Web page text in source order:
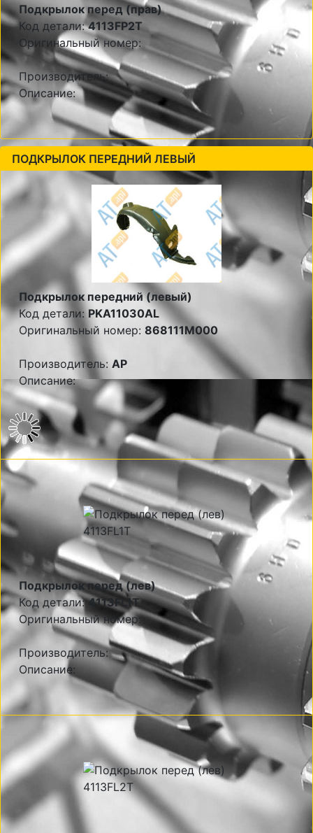
Подкрылок перед (прав)
Код детали:4113FP2T
Оригинальный номер:
Производитель:
Описание:
ПОДКРЫЛОК ПЕРЕДНИЙ ЛЕВЫЙ
Подкрылок передний (левый)
Код детали: PKA11030AL
Оригинальный номер: 868111M000
Производитель: AP
Описание:
Подкрылок перед (лев)
Код детали:4113FL1T
Оригинальный номер:
Производитель:
Описание: